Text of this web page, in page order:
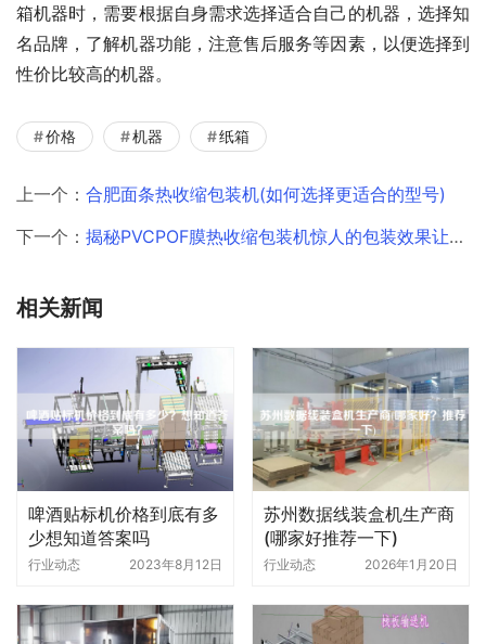
箱机器时，需要根据自身需求选择适合自己的机器，选择知
名品牌，了解机器功能，注意售后服务等因素，以便选择到
性价比较高的机器。
价格 机器 纸箱
上一个： 合肥面条热收缩包装机(如何选择更适合的型号)
下一个： 揭秘PVCPOF膜热收缩包装机惊人的包装效果让你大开眼界！
相关新闻
啤酒贴标机价格到底有多
少想知道答案吗
行业动态 2023年8月12日
苏州数据线装盒机生产商
(哪家好推荐一下)
行业动态 2026年1月20日